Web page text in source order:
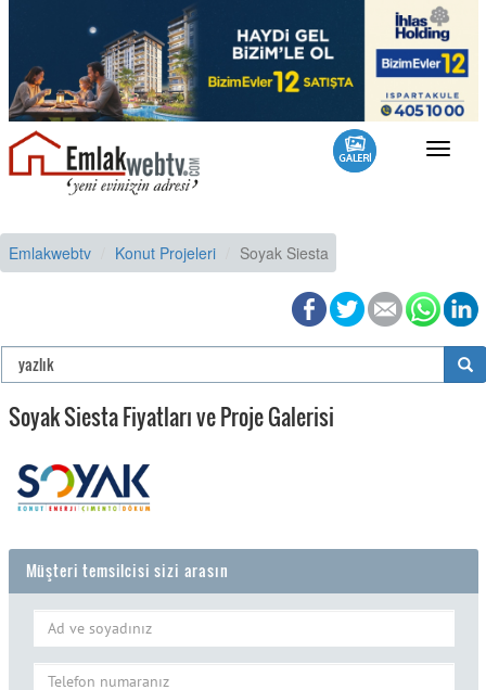
Toggle
Emlakwebtv Konut Projeleri Soyak Siesta
Soyak Siesta Fiyatları ve Proje Galerisi
Müşteri temsilcisi sizi arasın